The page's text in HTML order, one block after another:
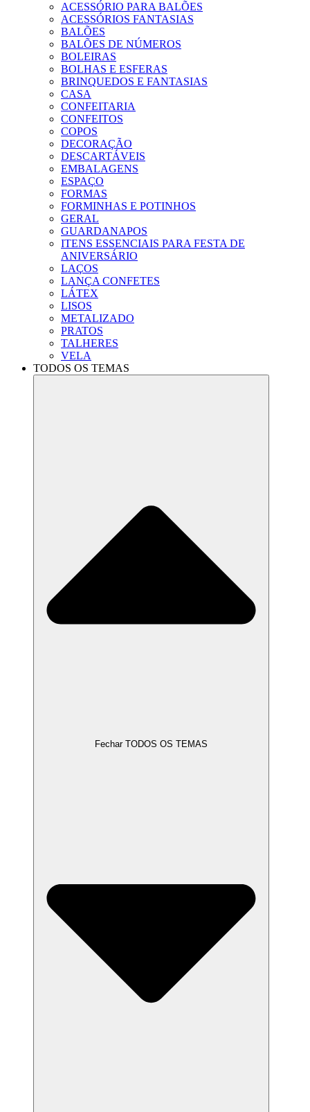
ACESSÓRIO PARA BALÕES
ACESSÓRIOS FANTASIAS
BALÕES
BALÕES DE NÚMEROS
BOLEIRAS
BOLHAS E ESFERAS
BRINQUEDOS E FANTASIAS
CASA
CONFEITARIA
CONFEITOS
COPOS
DECORAÇÃO
DESCARTÁVEIS
EMBALAGENS
ESPAÇO
FORMAS
FORMINHAS E POTINHOS
GERAL
GUARDANAPOS
ITENS ESSENCIAIS PARA FESTA DE
ANIVERSÁRIO
LAÇOS
LANÇA CONFETES
LÁTEX
LISOS
METALIZADO
PRATOS
TALHERES
VELA
TODOS OS TEMAS
Fechar TODOS OS TEMAS